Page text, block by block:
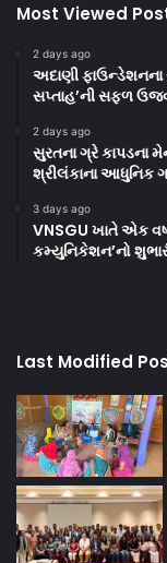
Most Viewed
2 days ago
અદાણી ફાઉન્ડેશનના
સપ્તાહ’ની સફળ
2 days ago
સુરતના ગ્રે કાપડના
શ્રીલંકાના આધુનિક
3 days ago
VNSGU ખાતે એક
કમ્યુનિકેશન’નો
Last Modified